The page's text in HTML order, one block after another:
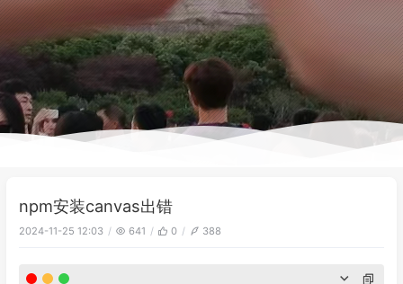
npm安装canvas出错
2024-11-25 12:03 641 0 388